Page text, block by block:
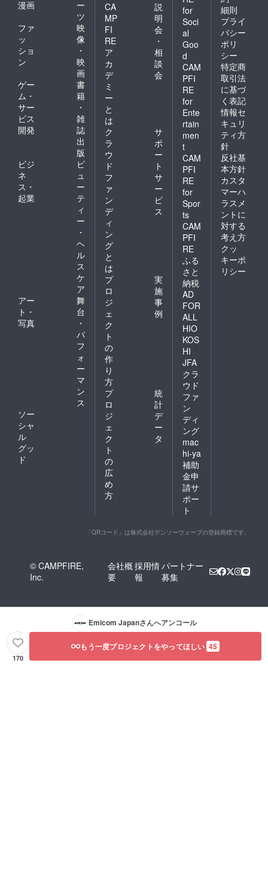
漫画
ー
ツ
ファ
ッ
ショ
ン
映
像
・
映
画
ゲー
ム・
サー
ビス
開発
書
籍
・
雑
誌
出
版
ビジ
ネ
ス・
起業
ビ
ュ
ー
テ
ィ
ー
・
ヘ
ル
ス
ケ
ア
アー
ト・
写真
舞
台
・
パ
フ
ォ
ー
マ
ン
ス
ソー
シャ
ル
グッ
ド
CA
MP
FI
RE
ア
カ
デ
ミ
ー
と
は
説
明
会
・
相
談
会
ク
ラ
ウ
ド
フ
ァ
ン
デ
ィ
ン
グ
と
は
サ
ポ
ー
ト
サ
ー
ビ
ス
プ
ロ
ジ
ェ
ク
ト
の
作
り
方
実
施
事
例
プ
ロ
ジ
ェ
ク
ト
の
広
め
方
統
計
デ
ー
タ
for
Soci
al
Goo
d
CAM
PFI
RE
for
Ente
rtain
men
t
CAM
PFI
RE
for
Spor
ts
CAM
PFI
RE
ふる
さと
納税
AD
FOR
ALL
HIO
KOS
HI
JFA
クラ
ウド
ファ
ン
ディ
ング
mac
hi-ya
補助
金申
請サ
ポー
ト
細則
プライ
バシー
ポリ
シー
特定商
取引法
に基づ
く表記
情報セ
キュリ
ティ方
針
反社基
本方針
カスタ
マーハ
ラスメ
ントに
対する
考え方
クッ
キーポ
リシー
「QRコード」は株式会社デンソーウェーブの登録商標です。
© CAMPFIRE,
Inc.
会社概
要
採用情
報
パートナー
募集
Emicom Japanさんへアンコール
170
もう一度プロジェクトをやってほしい 45